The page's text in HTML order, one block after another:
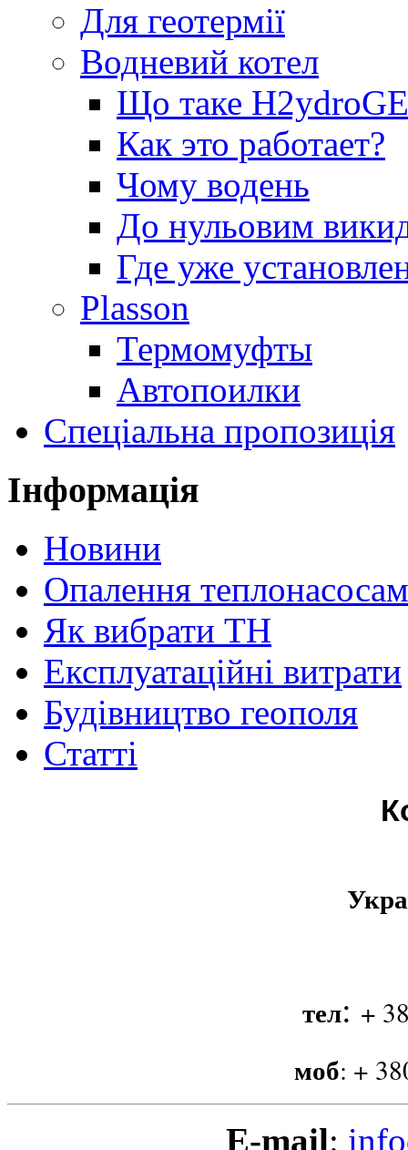
Для геотермії
Водневий котел
Що таке
Как это работает?
Чому водень
До нульовим
Где уже
Plasson
Термомуфты
Автопоилки
Спеціальна пропозиція
Інформація
Новини
Опалення
Як вибрати ТН
Експлуатаційні витрати
Будівництво геополя
Статті
тел: +
моб: +
E-mail: info